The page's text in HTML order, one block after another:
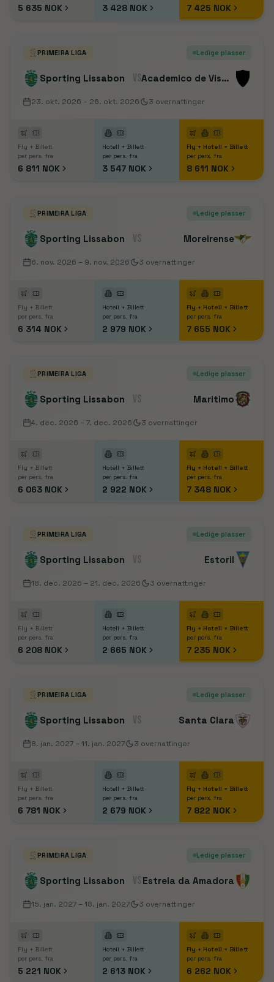
5 635 NOK 3 428 NOK 7 425 NOK
PRIMEIRA LIGA Ledige plasser
Sporting Lissabon VS Academico de Viseu FC
23. okt. 2026 – 26. okt. 2026 3 overnattinger
Fly + Billett
per pers. fra
6 811 NOK
Hotell + Billett
per pers. fra
3 547 NOK
Fly + Hotell + Billett
per pers. fra
8 611 NOK
PRIMEIRA LIGA Ledige plasser
Sporting Lissabon VS Moreirense
6. nov. 2026 – 9. nov. 2026 3 overnattinger
Fly + Billett
per pers. fra
6 314 NOK
Hotell + Billett
per pers. fra
2 979 NOK
Fly + Hotell + Billett
per pers. fra
7 655 NOK
PRIMEIRA LIGA Ledige plasser
Sporting Lissabon VS Maritimo
4. dec. 2026 – 7. dec. 2026 3 overnattinger
Fly + Billett
per pers. fra
6 063 NOK
Hotell + Billett
per pers. fra
2 922 NOK
Fly + Hotell + Billett
per pers. fra
7 348 NOK
PRIMEIRA LIGA Ledige plasser
Sporting Lissabon VS Estoril
18. dec. 2026 – 21. dec. 2026 3 overnattinger
Fly + Billett
per pers. fra
6 208 NOK
Hotell + Billett
per pers. fra
2 665 NOK
Fly + Hotell + Billett
per pers. fra
7 235 NOK
PRIMEIRA LIGA Ledige plasser
Sporting Lissabon VS Santa Clara
8. jan. 2027 – 11. jan. 2027 3 overnattinger
Fly + Billett
per pers. fra
6 781 NOK
Hotell + Billett
per pers. fra
2 679 NOK
Fly + Hotell + Billett
per pers. fra
7 822 NOK
PRIMEIRA LIGA Ledige plasser
Sporting Lissabon VS Estrela da Amadora
15. jan. 2027 – 18. jan. 2027 3 overnattinger
Fly + Billett
per pers. fra
5 221 NOK
Hotell + Billett
per pers. fra
2 613 NOK
Fly + Hotell + Billett
per pers. fra
6 262 NOK